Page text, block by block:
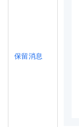
保留消息